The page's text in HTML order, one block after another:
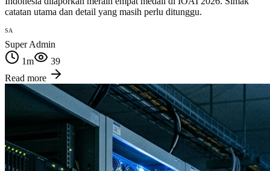
catatan utama dan detail yang masih perlu ditunggu.
SA
Super Admin
1m
39
Read more